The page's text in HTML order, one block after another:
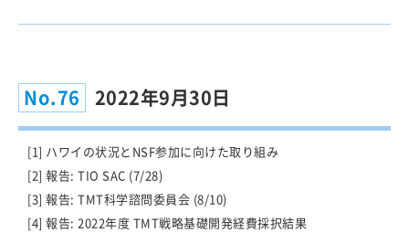
No.76 2022年9月30日
[1] ハワイの状況とNSF参加に向けた取り組み
[2] 報告: TIO SAC (7/28)
[3] 報告: TMT科学諮問委員会 (8/10)
[4] 報告: 2022年度 TMT戦略基礎開発経費採択結果